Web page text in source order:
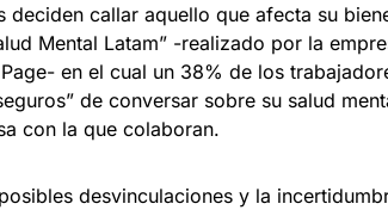
deciden callar aquello que afecta su
Mental Latam” -realizado por la
en el cual un 38% de los
de conversar sobre su salud
con la que colaboran.
desvinculaciones y la